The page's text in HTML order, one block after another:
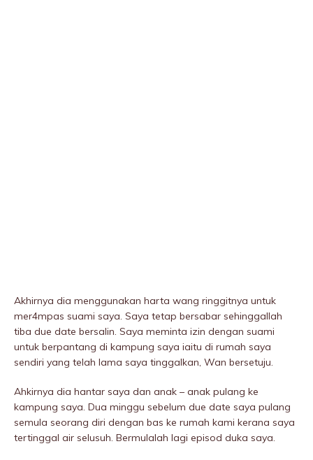
Akhirnya dia menggunakan harta wang ringgitnya untuk
mer4mpas suami saya. Saya tetap bersabar sehinggallah
tiba due date bersalin. Saya meminta izin dengan suami
untuk berpantang di kampung saya iaitu di rumah saya
sendiri yang telah lama saya tinggalkan, Wan bersetuju.
Ahkirnya dia hantar saya dan anak – anak pulang ke
kampung saya. Dua minggu sebelum due date saya pulang
semula seorang diri dengan bas ke rumah kami kerana saya
tertinggal air selusuh. Bermulalah lagi episod duka saya.